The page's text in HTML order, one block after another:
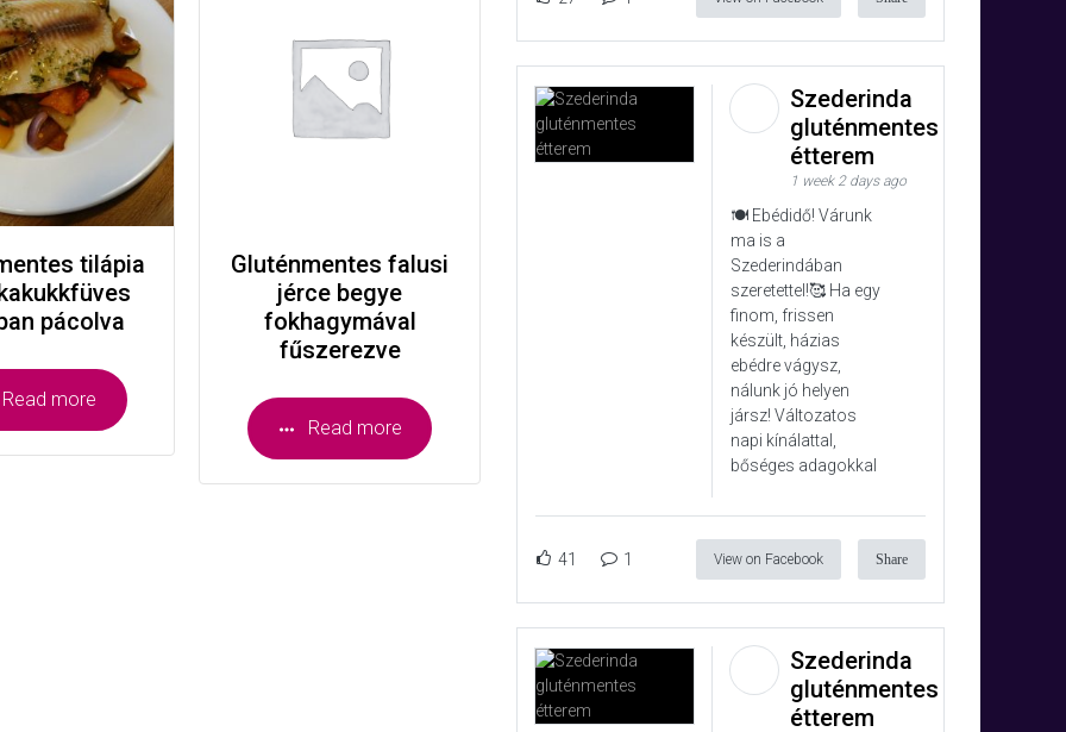
tilápia
pácolva
Read more
Gluténmentes falusi
jérce begye
fokhagymával
fűszerezve
Read more
Szederinda
gluténmentes
étterem
1 week 2 days ago
🍽️ Ebédidő! Várunk
ma is a
Szederindában
szeretettel!🥰 Ha egy
finom, frissen
készült, házias
ebédre vágysz,
nálunk jó helyen
jársz! Változatos
napi kínálattal,
bőséges adagokkal
41 1 View on Facebook Share
Szederinda
gluténmentes
étterem